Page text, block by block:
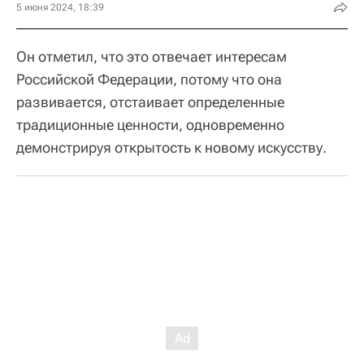
5 июня 2024, 18:39
Он отметил, что это отвечает интересам
Российской Федерации, потому что она
развивается, отстаивает определенные
традиционные ценности, одновременно
демонстрируя открытость к новому искусству.